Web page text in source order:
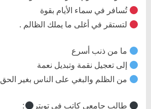
تُسافر في سماء الأيام بقوة
لتستقر في أغلى ما يملك الظالم .
ما من ذنب أسرع
إلى تعجيل نقمة وتبديل نعمة
من الظلم والبغي على الناس بغير الحق
طالب جامعي كاتب في تويتر :